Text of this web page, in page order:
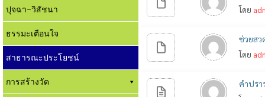
ปุจฉา-วิสัชนา
ธรรมะเตือนใจ
สาธารณะประโยชน์
การสร้างวัด
โดย
ช่วยสว
โดย
คำปรา